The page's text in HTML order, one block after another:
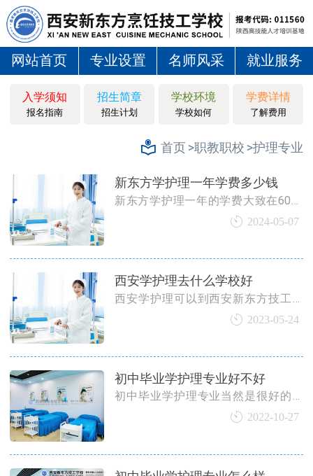
网站首页 专业设置 名师风采 就业服务
入学须知
报名指南
招生简章
招生计划
学校环境
学校如何
学费详情
了解费用
首页 >职教职校 >护理专业
新东方学护理一年学费多少钱
新东方学护理一年的学费大致在6000
元到11000元之间。学费性价比较高，
2024-05-07
西安学护理去什么学校好
西安学护理可以到西安新东方技工学
校,有丰富的护理课程以及实践机会，
2023-05-24
初中毕业学护理专业好不好
初中毕业学护理专业当然是很好的，
毕竟现在医学这么发达，很多地方都
2022-10-27